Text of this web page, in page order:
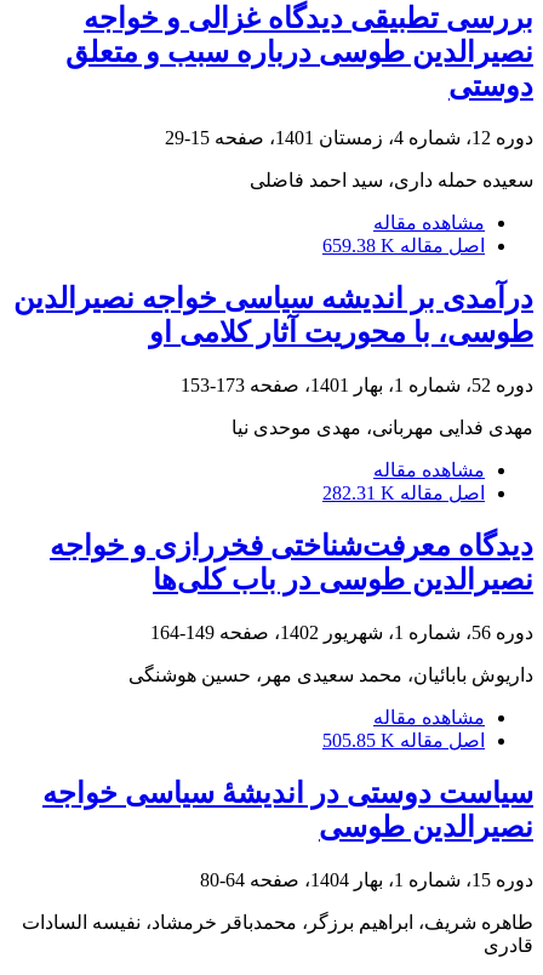
بررسی تطبیقی دیدگاه غزالی و خواجه
نصیرالدین طوسی درباره سبب و متعلق
دوستی
دوره 12، شماره 4، زمستان 1401، صفحه 15-29
سعیده حمله داری، سید احمد فاضلی
مشاهده مقاله
اصل مقاله 659.38 K
درآمدی بر اندیشه سیاسی خواجه نصیرالدین
طوسی، با محوریت آثار کلامی او
دوره 52، شماره 1، بهار 1401، صفحه 173-153
مهدی فدایی مهربانی، مهدی موحدی نیا
مشاهده مقاله
اصل مقاله 282.31 K
دیدگاه معرفت‌شناختی فخررازی و خواجه
نصیرالدین طوسی در باب کلی‌ها
دوره 56، شماره 1، شهریور 1402، صفحه 149-164
داریوش بابائیان، محمد سعیدی مهر، حسین هوشنگی
مشاهده مقاله
اصل مقاله 505.85 K
سیاست دوستی در اندیشۀ سیاسی خواجه
نصیرالدین طوسی
دوره 15، شماره 1، بهار 1404، صفحه 64-80
طاهره شریف، ابراهیم برزگر، محمدباقر خرمشاد، نفیسه السادات
قادری